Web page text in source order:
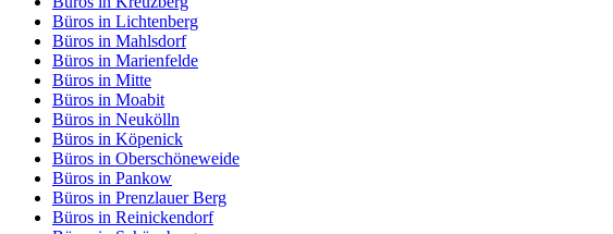
Büros in Lichtenberg
Büros in Mahlsdorf
Büros in Marienfelde
Büros in Mitte
Büros in Moabit
Büros in Neukölln
Büros in Köpenick
Büros in Oberschöneweide
Büros in Pankow
Büros in Prenzlauer Berg
Büros in Reinickendorf